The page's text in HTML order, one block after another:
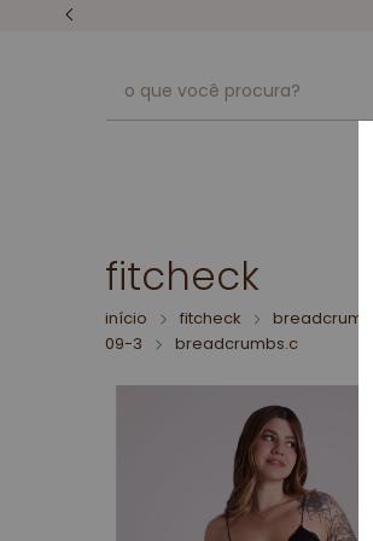
fitcheck
início fitcheck
09-3
breadcrumbs.c